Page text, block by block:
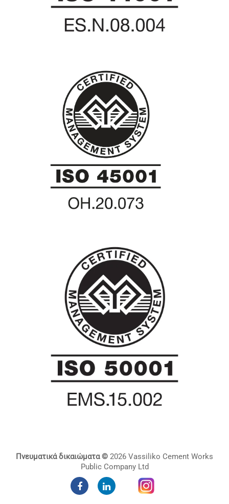
Πνευματικά δικαιώματα © 2026 Vassiliko Cement Works
Public Company Ltd